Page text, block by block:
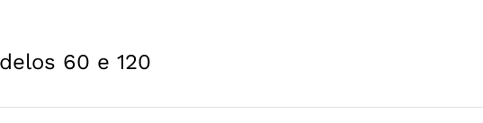
60 e 120